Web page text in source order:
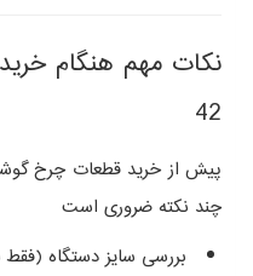
نکات مهم هنگام
42
پیش از خرید قطعات چرخ
چند نکته ضروری است
بررسی سایز دستگاه (فقط برای سایز